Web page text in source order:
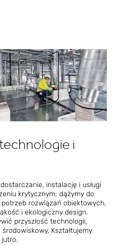
i
instalację i usługi
krytycznym; dążymy do
rozwiązań obiektowych,
i ekologiczny design.
przyszłość technologii,
Kształtujemy